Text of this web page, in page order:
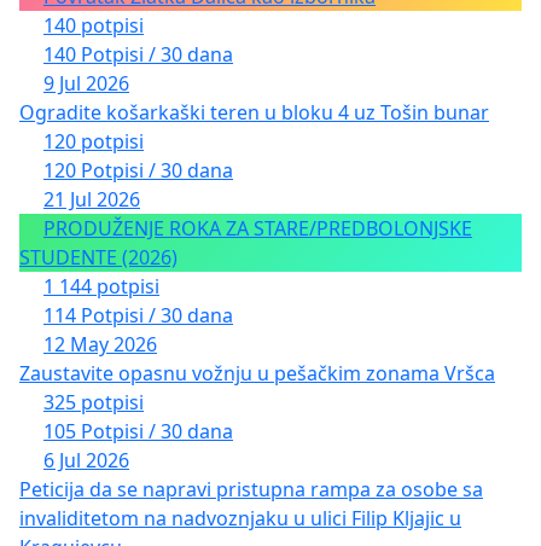
140 potpisi
140 Potpisi / 30 dana
9 Jul 2026
Ogradite košarkaški teren u bloku 4 uz Tošin bunar
120 potpisi
120 Potpisi / 30 dana
21 Jul 2026
PRODUŽENJE ROKA ZA STARE/PREDBOLONJSKE
STUDENTE (2026)
1 144 potpisi
114 Potpisi / 30 dana
12 May 2026
Zaustavite opasnu vožnju u pešačkim zonama Vršca
325 potpisi
105 Potpisi / 30 dana
6 Jul 2026
Peticija da se napravi pristupna rampa za osobe sa
invaliditetom na nadvoznjaku u ulici Filip Kljajic u